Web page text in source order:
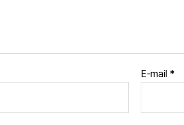
E-mail *